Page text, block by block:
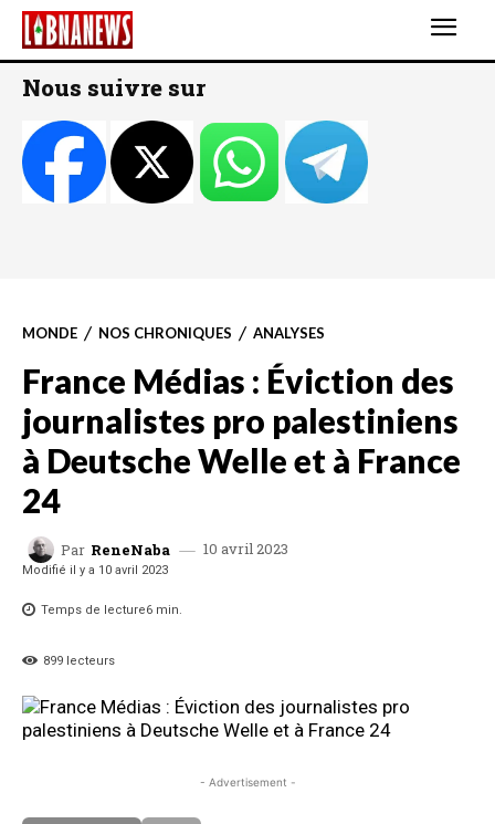
Nous suivre sur
MONDE NOS CHRONIQUES ANALYSES
France Médias : Éviction des
journalistes pro palestiniens
à Deutsche Welle et à France
24
Par ReneNaba 10 avril 2023
Modifié il y a 10 avril 2023
Temps de lecture6 min.
899 lecteurs
- Advertisement -